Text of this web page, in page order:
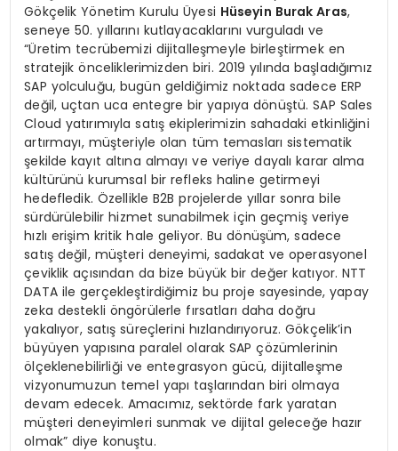
Gökçelik Yönetim Kurulu Üyesi Hüseyin Burak Aras,
seneye 50. yıllarını kutlayacaklarını vurguladı ve
“Üretim tecrübemizi dijitalleşmeyle birleştirmek en
stratejik önceliklerimizden biri. 2019 yılında başladığımız
SAP yolculuğu, bugün geldiğimiz noktada sadece ERP
değil, uçtan uca entegre bir yapıya dönüştü. SAP Sales
Cloud yatırımıyla satış ekiplerimizin sahadaki etkinliğini
artırmayı, müşteriyle olan tüm temasları sistematik
şekilde kayıt altına almayı ve veriye dayalı karar alma
kültürünü kurumsal bir refleks haline getirmeyi
hedefledik. Özellikle B2B projelerde yıllar sonra bile
sürdürülebilir hizmet sunabilmek için geçmiş veriye
hızlı erişim kritik hale geliyor. Bu dönüşüm, sadece
satış değil, müşteri deneyimi, sadakat ve operasyonel
çeviklik açısından da bize büyük bir değer katıyor. NTT
DATA ile gerçekleştirdiğimiz bu proje sayesinde, yapay
zeka destekli öngörülerle fırsatları daha doğru
yakalıyor, satış süreçlerini hızlandırıyoruz. Gökçelik’in
büyüyen yapısına paralel olarak SAP çözümlerinin
ölçeklenebilirliği ve entegrasyon gücü, dijitalleşme
vizyonumuzun temel yapı taşlarından biri olmaya
devam edecek. Amacımız, sektörde fark yaratan
müşteri deneyimleri sunmak ve dijital geleceğe hazır
olmak” diye konuştu.